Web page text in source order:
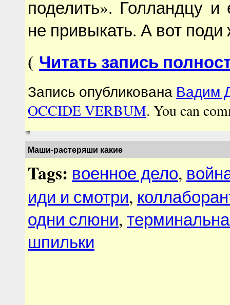
поделить». Голландцу
не привыкать. А вот
( Читать запись
Запись опубликована Вадим
OCCIDE VERBUM. You can
Маши-растеряши какие
Tags: военное дело,
иди и смотри,
одни слюни,
шпильки